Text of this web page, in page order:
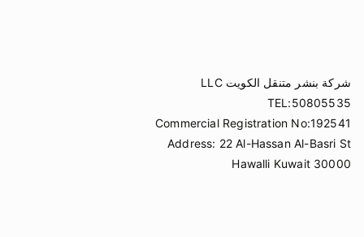
شركة بنشر متنقل الكويت LLC
TEL:50805535
Commercial Registration No:192541
Address: 22 Al-Hassan Al-Basri St
Hawalli Kuwait 30000